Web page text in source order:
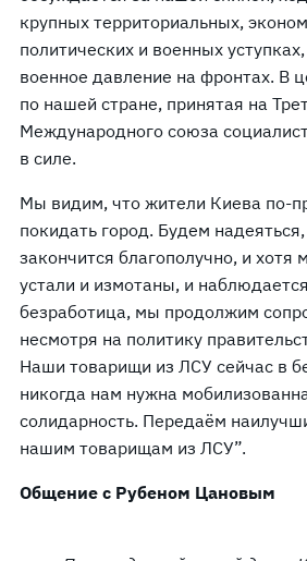
крупных территориальных,
политических и военных
военное давление на фронтах. В
по нашей стране, принятая на
Международного союза
в силе.
Мы видим, что жители Киева по-
покидать город. Будем
закончится благополучно, и хотя
устали и измотаны, и
безработица, мы продолжим
несмотря на политику
Наши товарищи из ЛСУ сейчас в
никогда нам нужна
солидарность. Передаём
нашим товарищам из ЛСУ”.
Общение с Рубеном Цановым